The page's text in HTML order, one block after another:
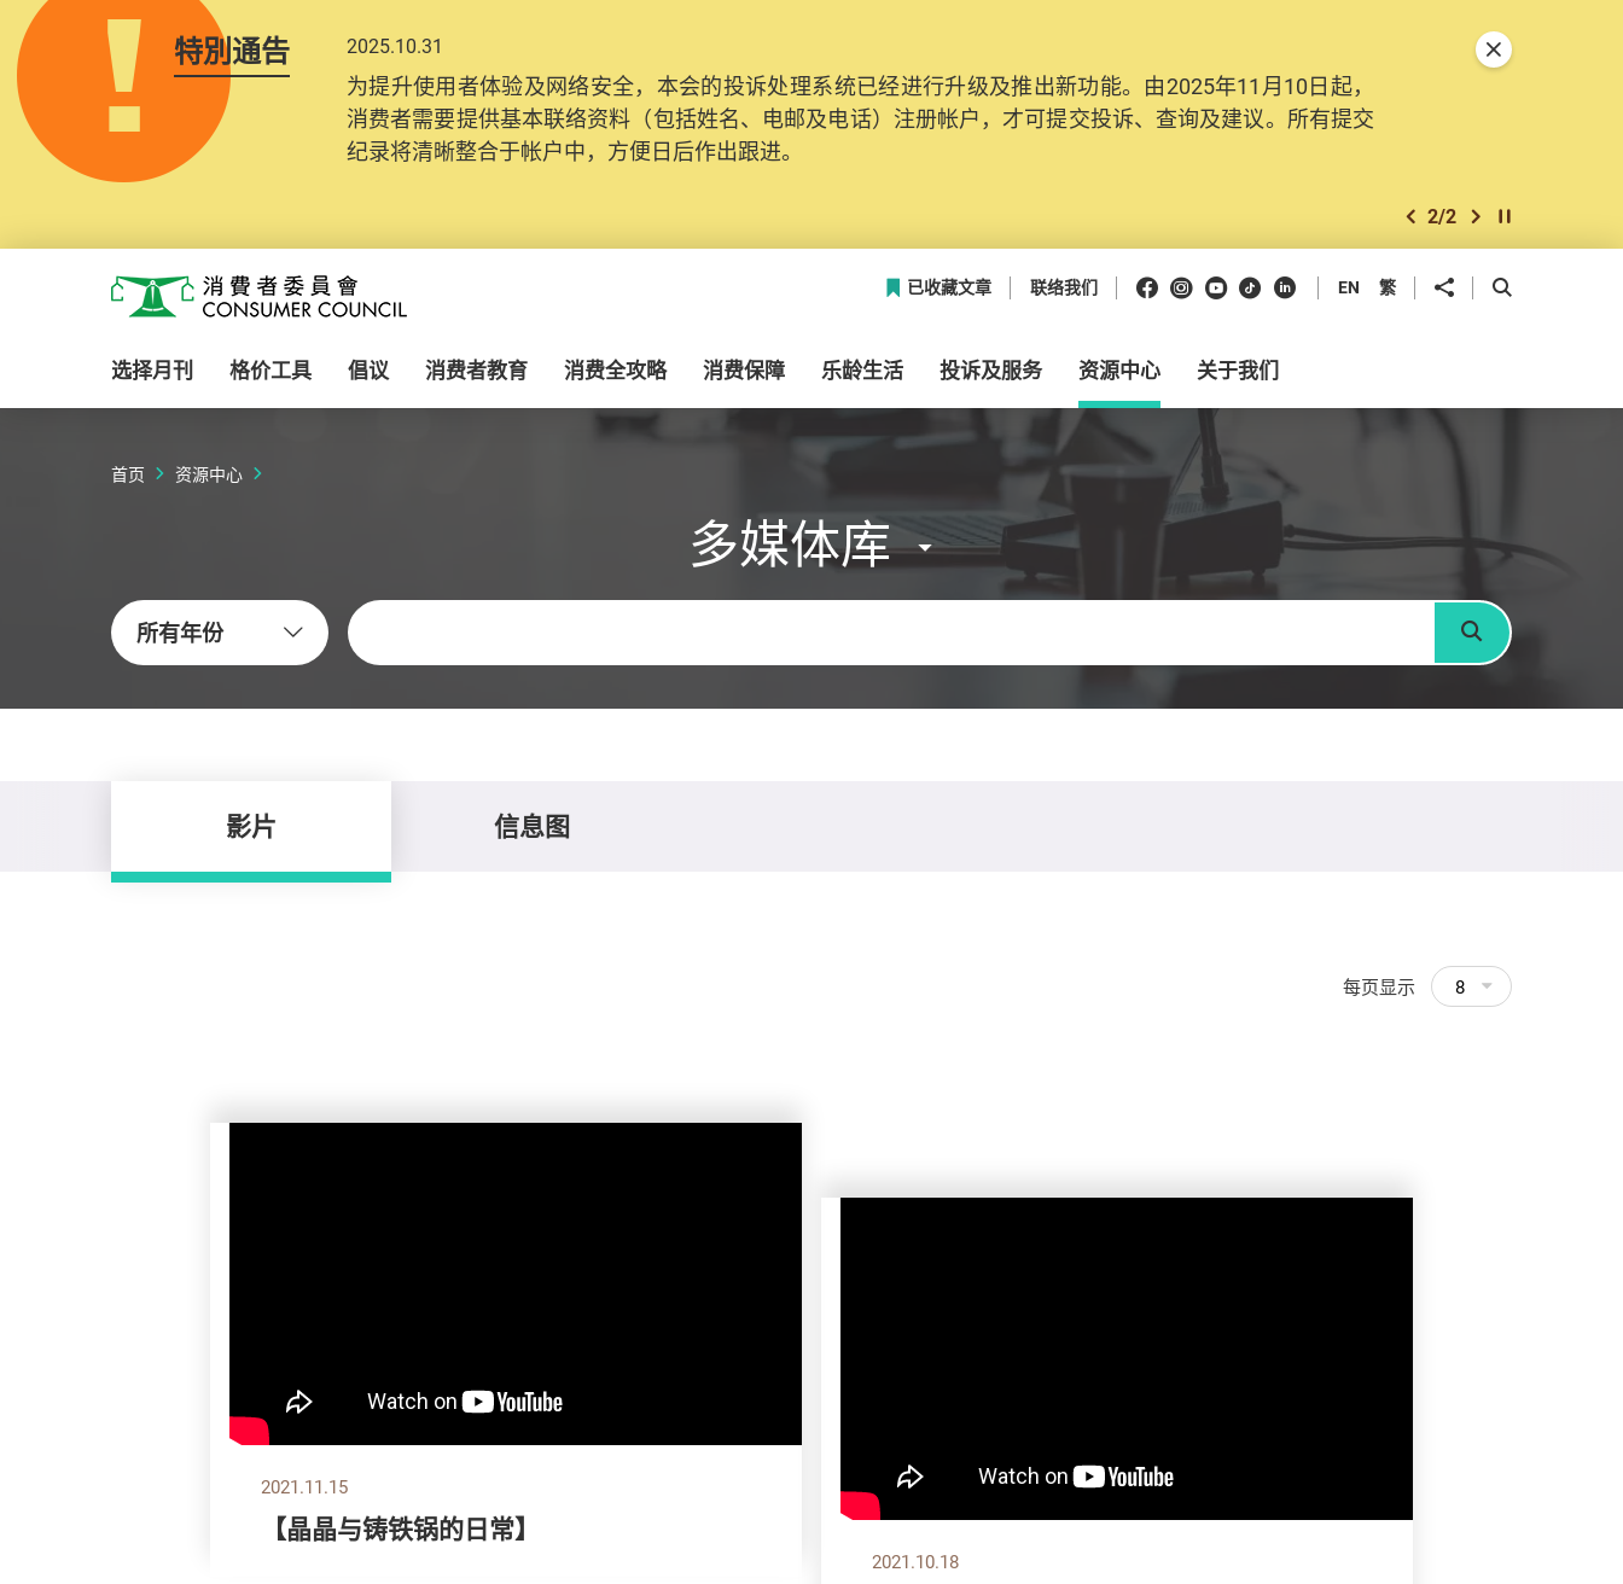
特別通告 2025.10.31
为提升使用者体验及网络安全，本会的投诉处理系统已经进行升级及推出新功能。由2025年11月10日起，
消费者需要提供基本联络资料（包括姓名、电邮及电话）注册帐户，才可提交投诉、查询及建议。所有提交
纪录将清晰整合于帐户中，方便日后作出跟进。
上一个
2/2 下一个开始/暂停幻灯
关闭特別通告
消费者委员会
已收藏文章 联络我们 Facebook
Instagram
Youtube
抖音领英 EN 繁 分享到 开启搜寻框
选择月刊 格价工具 倡议 消费者教育 消费全攻略 消费保障 乐龄生活 投诉及服务 资源中心 关于我们
首页 资源中心
多媒体库
所有年份
关键字
搜寻
影片 信息图
每页显示 8
2021.11.15
【晶晶与铸铁锅的日常】
2021.10.18